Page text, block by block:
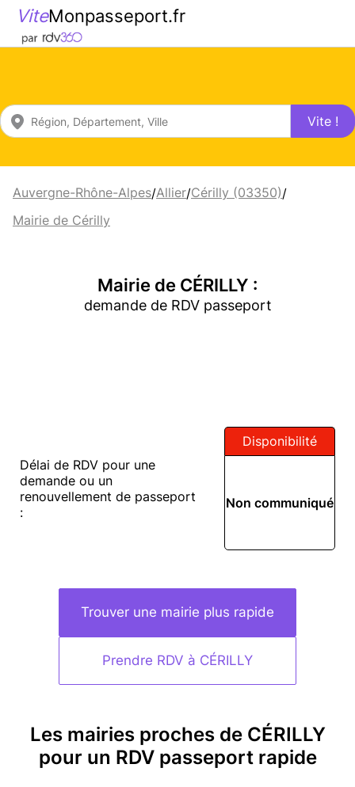
ViteMonpasseport.fr
Vite !
Auvergne-Rhône-Alpes/Allier/Cérilly (03350)/
Mairie de Cérilly
Mairie de CÉRILLY :
demande de RDV passeport
Délai de RDV pour une
demande ou un
renouvellement de passeport
:
Disponibilité
Non communiqué
Trouver une mairie plus rapide
Prendre RDV à CÉRILLY
Les mairies proches de CÉRILLY
pour un RDV passeport rapide